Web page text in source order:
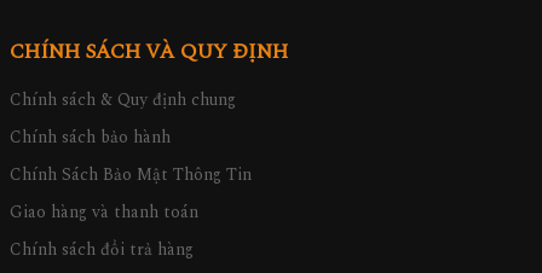
CHÍNH SÁCH VÀ QUY ĐỊNH
Chính sách & Quy định chung
Chính sách bảo hành
Chính Sách Bảo Mật Thông Tin
Giao hàng và thanh toán
Chính sách đổi trả hàng